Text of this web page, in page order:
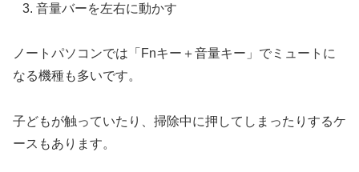
音量バーを左右に動かす
ノートパソコンでは「Fnキー＋音量キー」でミュートに
なる機種も多いです。
子どもが触っていたり、掃除中に押してしまったりするケ
ースもあります。